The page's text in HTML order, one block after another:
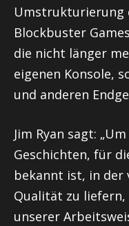
Umstrukturierung
Blockbuster
die nicht länger
eigenen Konsole,
und anderen
Jim Ryan sagt:
Geschichten, für
bekannt ist, in der
Qualität zu
unserer